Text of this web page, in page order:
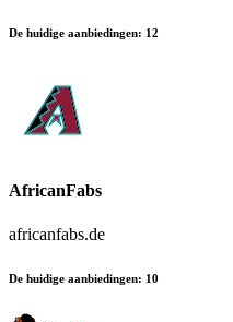
De huidige aanbiedingen: 12
AfricanFabs
africanfabs.de
De huidige aanbiedingen: 10